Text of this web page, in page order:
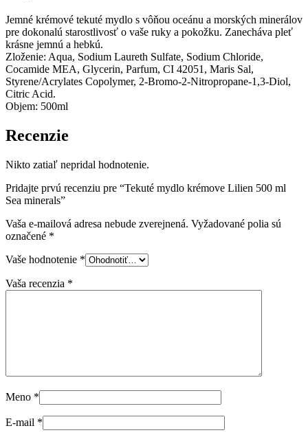
Jemné krémové tekuté mydlo s vôňou oceánu a morských minerálov
pre dokonalú starostlivosť o vaše ruky a pokožku. Zanecháva pleť
krásne jemnú a hebkú.
Zloženie: Aqua, Sodium Laureth Sulfate, Sodium Chloride,
Cocamide MEA, Glycerin, Parfum, CI 42051, Maris Sal,
Styrene/Acrylates Copolymer, 2-Bromo-2-Nitropropane-1,3-Diol,
Citric Acid.
Objem: 500ml
Recenzie
Nikto zatiaľ nepridal hodnotenie.
Pridajte prvú recenziu pre “Tekuté mydlo krémove Lilien 500 ml
Sea minerals”
Vaša e-mailová adresa nebude zverejnená. Vyžadované polia sú
označené *
Vaše hodnotenie *
Vaša recenzia *
Meno *
E-mail *